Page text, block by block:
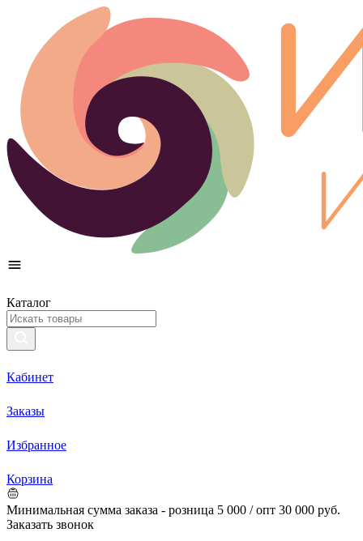
Каталог
Кабинет
Заказы
Избранное
Корзина
Минимальная сумма заказа - розница 5 000 / опт 30 000 руб.
Заказать звонок